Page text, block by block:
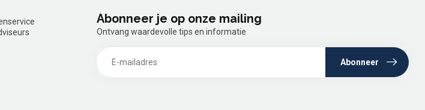
Abonneer je op onze mailing
Ontvang waardevolle tips en informatie
Abonneer